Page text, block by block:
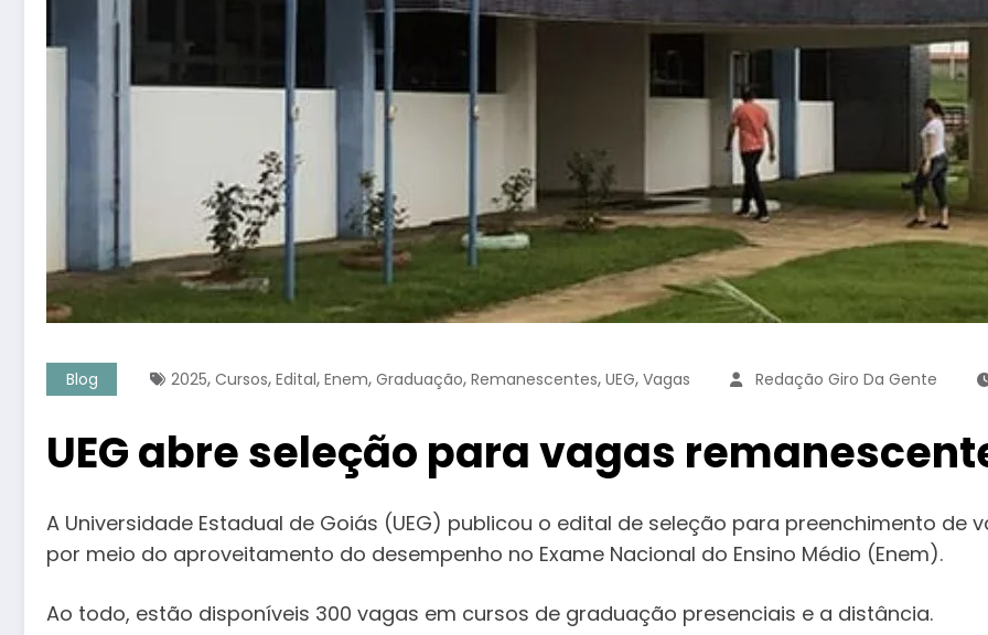
Blog 2025, Cursos, Edital, Enem, Graduação, Remanescentes, UEG, Vagas Redação Giro Da Gente
UEG abre seleção para vagas
A Universidade Estadual de Goiás (UEG) publicou o edital de seleção para preenchimento de
por meio do aproveitamento do desempenho no Exame Nacional do Ensino Médio (Enem).
Ao todo, estão disponíveis 300 vagas em cursos de graduação presenciais e a distância.